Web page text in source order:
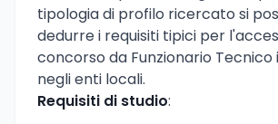
tipologia di profilo ricercato si
dedurre i requisiti tipici per
concorso da Funzionario Tecnico
negli enti locali.
Requisiti di studio: